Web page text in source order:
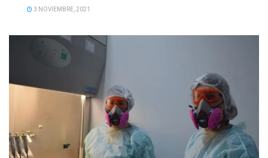
3 NOVIEMBRE, 2021